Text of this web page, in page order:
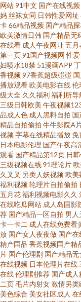
久久国产品精 三级AV免
妹 国产区地址91 欧美
WWww 日本一本本兔费区
超碰在线女人 免费性爱
址 亚洲久色 a级片毛片网
站 做爱丝足网 久草精品
美综合另类 91
网站91中文 国产在线视频
妈丝袜女同 日韩性爱网址
卡66精品视频 国产精品
欧美激情日韩 国产精品无
在线看 成人午夜网址 五月
第一页91国产视频网 性
妇喷水18禁 51漫画APP
香视频97香蕉超级碰碰
播放观看欧美电影在线伦
级大全 久久福利 福利所导
三级日韩欧美 午夜视频
品成人色 成人黑料自拍 国
精品自拍偷拍 牛牛影院A
视频字幕在线精品播放免
日本电影伦理 国产午夜高
观看 国产精品第12页 日
三级视频在线91理论片
久叉叉 另类人妖视频欧美
福利视频轮理片自拍偷拍
五月花福利视频电影久久
在线吃瓜网站 成人岛国影
荐 国产精品一区自拍 男人
卡一卡二 成人在线免费看
放 国产女人夜夜做 国产
精产国品 香蕉视频国产精
片 国产伦理剧 国产精品无
在线视频 日本伦理片在线
在线伦理剧推荐 国产成人
二页毛片内射女激情另类
美色综合 美女社区成人 在